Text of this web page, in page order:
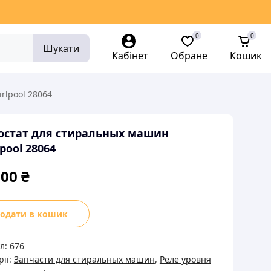
Шукати
Кабінет Обране
0
Кошик
0
28064
для стиральных машин
28064
₴
в кошик
676
Запчасти для стиральных машин, Реле уровня